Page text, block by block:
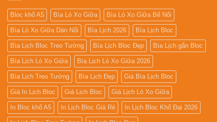
Bloc khổ A5 Bìa Lò Xo Giữa Bìa Lò Xo Giữa Bế Nổi
Bìa Lò Xo Giữa Dán Nổi Bìa Lịch 2026 Bìa Lịch Bloc
Bìa Lịch Bloc Treo Tường Bìa Lịch Bloc Đẹp Bìa Lịch gắn Bloc
Bìa Lịch Lò Xo Giữa Bìa Lịch Lò Xo Giữa 2026
Bìa Lịch Treo Tường Bìa Lịch Đẹp Giá Bìa Lịch Bloc
Giá In Lịch Bloc Giá Lịch Bloc Giá Lịch Lò Xo Giữa
In Bloc khổ A5 In Lịch Bloc Giá Rẻ In Lịch Bloc Khổ Đại 2026